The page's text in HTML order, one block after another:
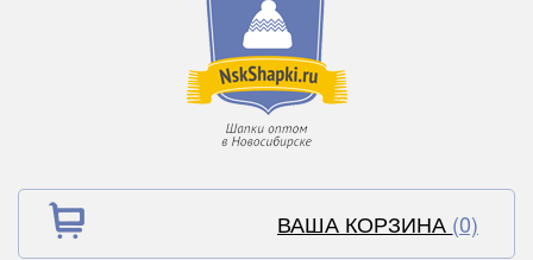
ВАША КОРЗИНА (0)